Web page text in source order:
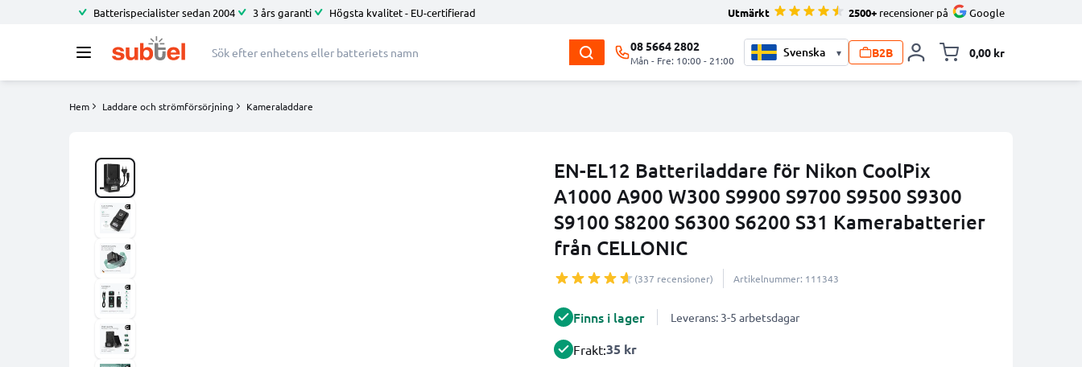
Batterispecialister sedan 2004 3 års garanti Högsta kvalitet - EU-certifierad Utmärkt 2500+ recensioner på Google
08 5664 2802
Mån - Fre: 10:00 - 21:00
▾ B2B 0,00 kr
Hem Laddare och strömförsörjning Kameraladdare
EN-EL12 Batteriladdare för Nikon CoolPix
A1000 A900 W300 S9900 S9700 S9500 S9300
S9100 S8200 S6300 S6200 S31 Kamerabatterier
från CELLONIC
(337 recensioner) Artikelnummer: 111343
Finns i lager Leverans: 3-5 arbetsdagar
Frakt:35 kr